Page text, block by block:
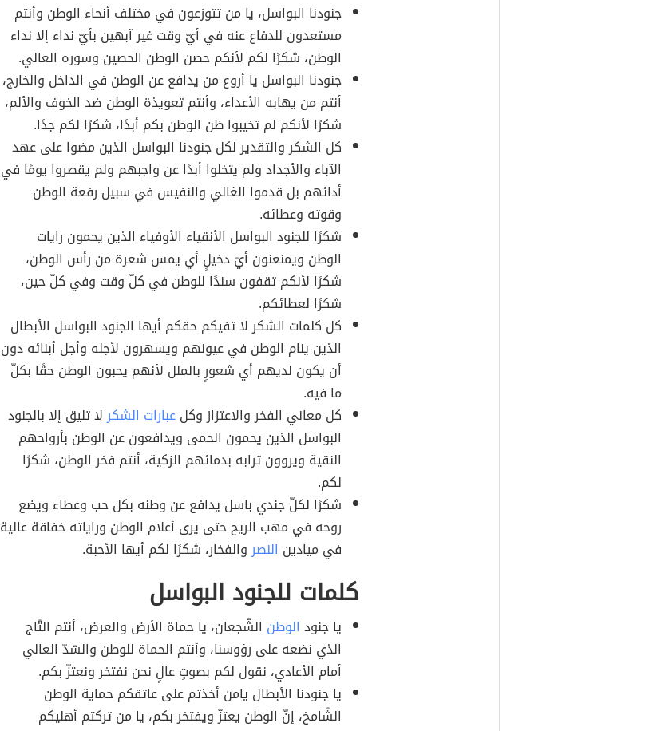
جنودنا البواسل، يا من تتوزعون في مختلف أنحاء الوطن وأنتم
مستعدون للدفاع عنه في أيّ وقت غير آبهين بأيّ نداء إلا نداء
الوطن، شكرًا لكم لأنكم حصن الوطن الحصين وسوره العالي.
جنودنا البواسل يا أروع من يدافع عن الوطن في الداخل والخارج،
أنتم من يهابه الأعداء، وأنتم تعويذة الوطن ضد الخوف والألم،
شكرًا لأنكم لم تخيبوا ظن الوطن بكم أبدًا، شكرًا لكم جدًا.
كل الشكر والتقدير لكل جنودنا البواسل الذين مضوا على عهد
الآباء والأجداد ولم يتخلوا أبدًا عن واجبهم ولم يقصروا يومًا في
أدائهم بل قدموا الغالي والنفيس في سبيل رفعة الوطن
وقوته وعطائه.
شكرًا للجنود البواسل الأنقياء الأوفياء الذين يحمون رايات
الوطن ويمنعنون أيّ دخيلٍ أي يمس شعرة من رأس الوطن،
شكرًا لأنكم تقفون سندًا للوطن في كلّ وقت وفي كلّ حين،
شكرًا لعطائكم.
كل كلمات الشكر لا تفيكم حقكم أيها الجنود البواسل الأبطال
الذين ينام الوطن في عيونهم ويسهرون لأجله وأجل أبنائه دون
أن يكون لديهم أي شعورٍ بالملل لأنهم يحبون الوطن حقًا بكلّ
ما فيه.
كل معاني الفخر والاعتزاز وكلعبارات الشكرلا تليق إلا بالجنود
البواسل الذين يحمون الحمى ويدافعون عن الوطن بأرواحهم
النقية ويروون ترابه بدمائهم الزكية، أنتم فخر الوطن، شكرًا
لكم.
شكرًا لكلّ جندي باسل يدافع عن وطنه بكل حب وعطاء ويضع
روحه في مهب الريح حتى يرى أعلام الوطن وراياته خفاقة عالية
في ميادين النصروالفخار، شكرًا لكم أيها الأحبة.
كلمات للجنود البواسل
يا جنود الوطن الشّجعان، يا حماة الأرض والعرض، أنتم التّاج
الذي نضعه على رؤوسنا، وأنتم الحماة للوطن والسّدّ العالي
أمام الأعادي، نقول لكم بصوتٍ عالٍ نحن نفتخر ونعتزّ بكم.
يا جنودنا الأبطال يامن أخذتم على عاتقكم حماية الوطن
الشّامخ، إنّ الوطن يعتزّ ويفتخر بكم، يا من تركتم أهليكم